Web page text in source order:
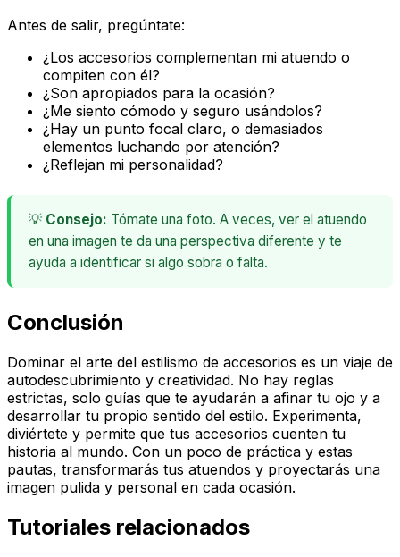
Antes de salir, pregúntate:
¿Los accesorios complementan mi atuendo o
compiten con él?
¿Son apropiados para la ocasión?
¿Me siento cómodo y seguro usándolos?
¿Hay un punto focal claro, o demasiados
elementos luchando por atención?
¿Reflejan mi personalidad?
💡 Consejo: Tómate una foto. A veces, ver el atuendo
en una imagen te da una perspectiva diferente y te
ayuda a identificar si algo sobra o falta.
Conclusión
Dominar el arte del estilismo de accesorios es un viaje de
autodescubrimiento y creatividad. No hay reglas
estrictas, solo guías que te ayudarán a afinar tu ojo y a
desarrollar tu propio sentido del estilo. Experimenta,
diviértete y permite que tus accesorios cuenten tu
historia al mundo. Con un poco de práctica y estas
pautas, transformarás tus atuendos y proyectarás una
imagen pulida y personal en cada ocasión.
Tutoriales relacionados